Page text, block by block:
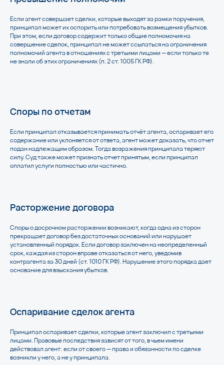
Если агент совершает сделки, которые выходят за рамки поручения,
принципал может их оспорить или потребовать возмещения убытков.
При этом, если договор содержит только общие полномочия на
совершение сделок, принципал не может ссылаться на ограничения
полномочий агента в отношениях с третьими лицами — если только те
не знали об этих ограничениях (п. 2 ст. 1005 ГК РФ).
Споры по отчетам
Если принципал отказывается принимать отчёт агента, оспаривает его
содержание или уклоняется от ответа, агент может доказать, что отчет
подан надлежащим образом. Тогда возражения принципала теряют
силу. Суд также может признать отчет принятым, если принципал
оплатил услуги полностью или частично.
Расторжение договора
Споры о досрочном расторжении возникают, когда одна из сторон
прекращает договор без достаточных оснований или нарушает
установленный порядок. Если договор заключен на неопределенный
срок, каждая из сторон вправе отказаться от него, уведомив
контрагента за 30 дней (ст. 1010 ГК РФ). Нарушение этого порядка дает
основание для взыскания убытков.
Оспаривание сделок агента
Принципал оспаривает сделки, которые агент заключил с третьими
лицами. Правовые последствия зависят от того, в чьем имени
действовал агент: если от своего — права и обязанности по сделке
возникли у него, а не у принципала.